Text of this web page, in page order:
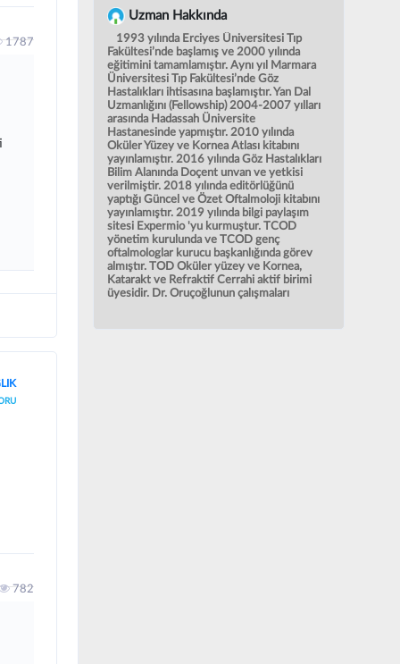
1787
782
Uzman Hakkında
1993 yılında Erciyes Üniversitesi Tıp
Fakültesi’nde başlamış ve 2000 yılında
eğitimini tamamlamıştır. Aynı yıl Marmara
Üniversitesi Tıp Fakültesi’nde Göz
Hastalıkları ihtisasına başlamıştır. Yan Dal
Uzmanlığını (Fellowship) 2004-2007 yılları
arasında Hadassah Üniversite
Hastanesinde yapmıştır. 2010 yılında
Oküler Yüzey ve Kornea Atlası kitabını
yayınlamıştır. 2016 yılında Göz Hastalıkları
Bilim Alanında Doçent unvan ve yetkisi
verilmiştir. 2018 yılında editörlüğünü
yaptığı Güncel ve Özet Oftalmoloji kitabını
yayınlamıştır. 2019 yılında bilgi paylaşım
sitesi Expermio 'yu kurmuştur. TCOD
yönetim kurulunda ve TCOD genç
oftalmologlar kurucu başkanlığında görev
almıştır. TOD Oküler yüzey ve Kornea,
Katarakt ve Refraktif Cerrahi aktif birimi
üyesidir. Dr. Oruçoğlunun çalışmaları